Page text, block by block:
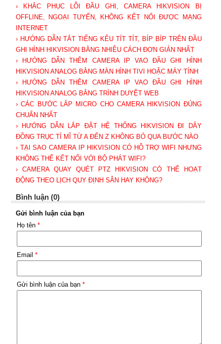
› KHẮC PHỤC LỖI ĐẦU GHI, CAMERA HIKVISION BỊ
OFFLINE, NGOẠI TUYẾN, KHÔNG KẾT NỐI ĐƯỢC MẠNG
INTERNET
› HƯỚNG DẪN TẮT TIẾNG KÊU TÍT TÍT, BÍP BÍP TRÊN ĐẦU
GHI HÌNH HIKVISION BẰNG NHIỀU CÁCH ĐƠN GIẢN NHẤT
› HƯỚNG DẪN THÊM CAMERA IP VAO ĐẦU GHI HÌNH
HIKVISION ANALOG BẰNG MÀN HÌNH TIVI HOẶC MÁY TÍNH
› HƯỚNG DẪN THÊM CAMERA IP VAO ĐẦU GHI HÌNH
HIKVISION ANALOG BẰNG TRÌNH DUYỆT WEB
› CÁC BƯỚC LẮP MICRO CHO CAMERA HIKVISION ĐÚNG
CHUẨN NHẤT
› HƯỚNG DẪN LẮP ĐẶT HỆ THỐNG HIKVISION ĐI DÂY
ĐỒNG TRỤC TỈ MĨ TỪ A ĐẾN Z KHÔNG BỎ QUA BƯỚC NÀO
› TẠI SAO CAMERA IP HIKVISION CÓ HỖ TRỢ WIFI NHƯNG
KHÔNG THỂ KẾT NỐI VỚI BỘ PHÁT WIFI?
› CAMERA QUAY QUÉT PTZ HIKVISION CÓ THỂ HOẠT
ĐỘNG THEO LỊCH QUY ĐỊNH SẴN HAY KHÔNG?
Bình luận (0)
Gửi bình luận của bạn
Họ tên *
Email *
Gửi bình luận của bạn *